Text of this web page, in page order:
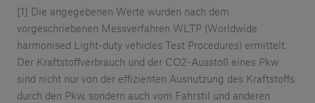
[1] Die angegebenen Werte wurden nach dem
vorgeschriebenen Messverfahren WLTP (Worldwide
harmonised Light-duty vehicles Test Procedures) ermittelt.
Der Kraftstoffverbrauch und der CO2-Ausstoß eines Pkw
sind nicht nur von der effizienten Ausnutzung des Kraftstoffs
durch den Pkw, sondern auch vom Fahrstil und anderen